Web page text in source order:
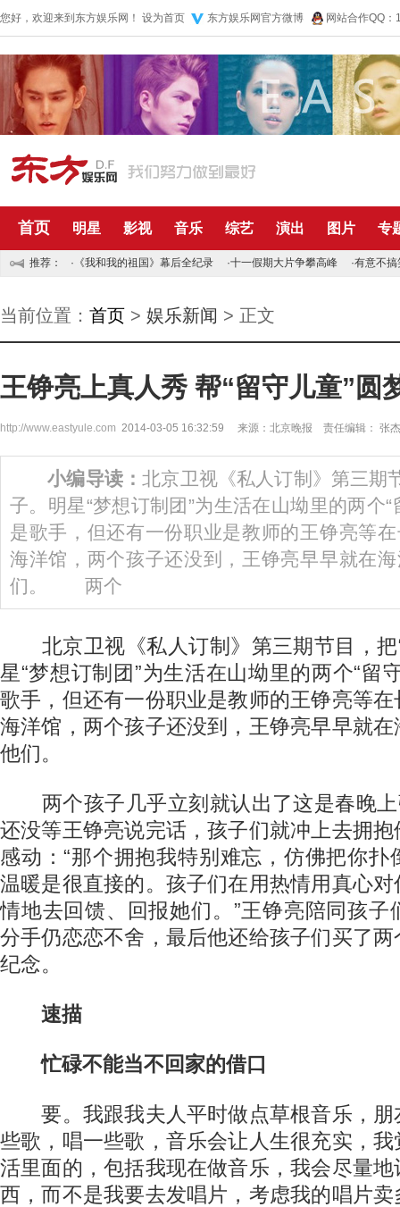
您好，欢迎来到东方娱乐网！ 设为首页 东方娱乐网官方微博 网站合作QQ
首页 明星 影视 音乐 综艺 演出 图片 专
推荐： · 《我和我的祖国》幕后全纪录 ·十一假期大片争攀高峰 ·有意不搞
当前位置： 首页 > 娱乐新闻 > 正文
王铮亮上真人秀 帮“留守儿童”圆
http://www.eastyule.com 2014-03-05 16:32:59 来源：北京晚报 责任编辑： 张杰
小编导读：北京卫视《私人订制》第三期
子。明星“梦想订制团”为生活在山坳里的两个
是歌手，但还有一份职业是教师的王铮亮等
海洋馆，两个孩子还没到，王铮亮早早就在
们。 两个
北京卫视《私人订制》第三期节目，把
星“梦想订制团”为生活在山坳里的两个“留
歌手，但还有一份职业是教师的王铮亮等
海洋馆，两个孩子还没到，王铮亮早早就
他们。
两个孩子几乎立刻就认出了这是春晚上
还没等王铮亮说完话，孩子们就冲上去拥
感动：“那个拥抱我特别难忘，仿佛把你扑
温暖是很直接的。孩子们在用热情用真心
情地去回馈、回报她们。”王铮亮陪同孩子
分手仍恋恋不舍，最后他还给孩子们买了
纪念。
速描
忙碌不能当不回家的借口
要。我跟我夫人平时做点草根音乐，朋
些歌，唱一些歌，音乐会让人生很充实，
活里面的，包括我现在做音乐，我会尽量
西，而不是我要去发唱片，考虑我的唱片